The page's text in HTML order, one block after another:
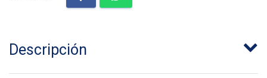
Descripción